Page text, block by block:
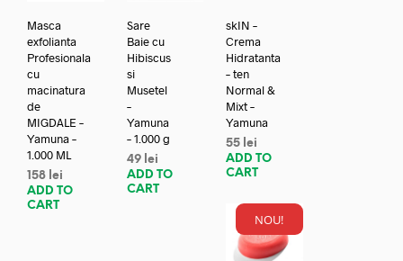
Masca
exfolianta
Profesionala
cu
macinatura
de
MIGDALE –
Yamuna –
1.000 ML
158 lei
ADD TO
CART
Sare
Baie cu
Hibiscus
si
Musetel
–
Yamuna
– 1.000 g
49 lei
ADD TO
CART
skIN –
Crema
Hidratanta
– ten
Normal &
Mixt –
Yamuna
55 lei
ADD TO
CART
NOU!